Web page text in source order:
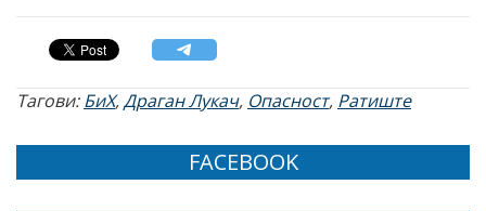
Тагови:БиХ,Драган Лукач, Опасност, Ратиште
FACEBOOK